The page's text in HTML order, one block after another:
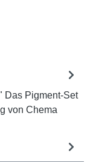
Das Pigment-Set
von Chema